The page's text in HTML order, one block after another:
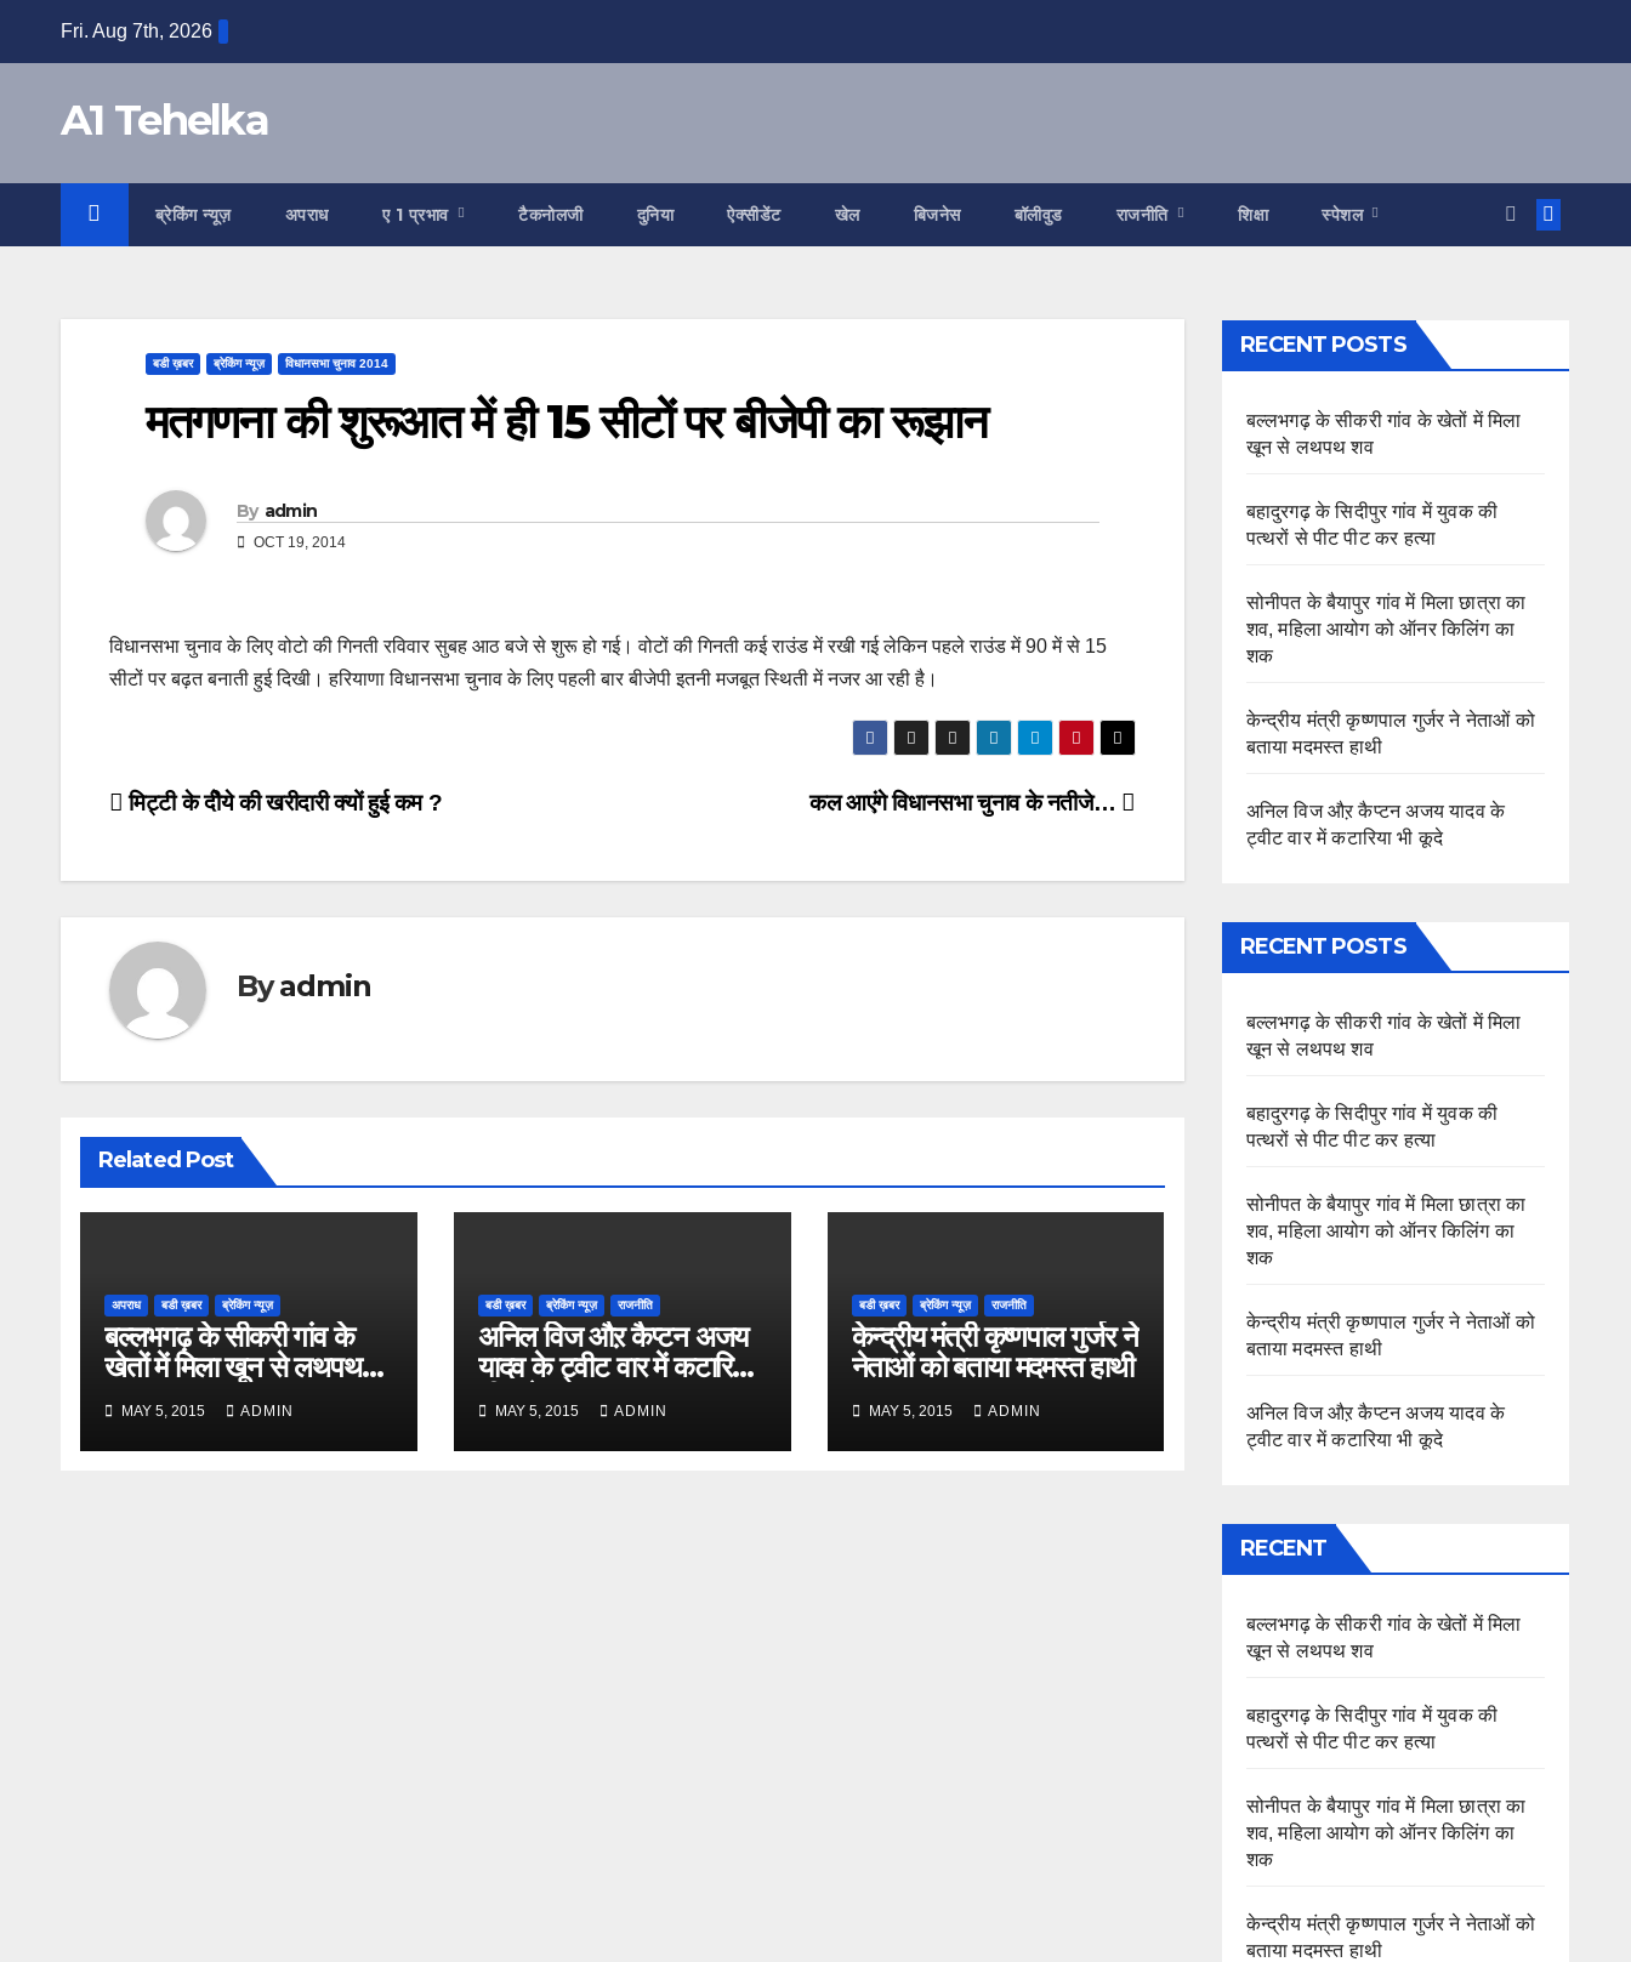
Fri. Aug 7th, 2026
A1 Tehelka
ब्रेकिंग न्यूज़ अपराध ए 1 प्रभाव टैकनोलजी दुनिया ऐक्सीडेंट खेल बिजनेस बॉलीवुड राजनीति शिक्षा स्पेशल
बडी ख़बर ब्रेकिंग न्यूज़ विधानसभा चुनाव 2014
मतगणना की शुरूआत में ही 15 सीटों पर बीजेपी का रूझान
By admin
OCT 19, 2014
विधानसभा चुनाव के लिए वोटो की गिनती रविवार सुबह आठ बजे से शुरू हो गई। वोटों की गिनती कई राउंड में रखी गई लेकिन पहले राउंड में 90 में से 15
सीटों पर बढ़त बनाती हुई दिखी। हरियाणा विधानसभा चुनाव के लिए पहली बार बीजेपी इतनी मजबूत स्थिती में नजर आ रही है।
Post
कल आएंगे विधानसभा चुनाव के नतीजे…
मिट्टी के दीेये की खरीदारी क्यों हुई कम ?
Byadmin
Related Post
अपराध बडी ख़बर ब्रेकिंग न्यूज़
बल्लभगढ़ के सीकरी गांव के
खेतों में मिला खून से लथपथ
शवMAY 5, 2015 ADMIN
बडी ख़बर ब्रेकिंग न्यूज़ राजनीति
अनिल विज औऱ कैप्टन अजय
यादव के ट्वीट वार में कटारिया
भी कूदे
MAY 5, 2015 ADMIN
बडी ख़बर ब्रेकिंग न्यूज़ राजनीति
केन्द्रीय मंत्री कृष्णपाल गुर्जर ने
नेताओं को बताया मदमस्त हाथी
MAY 5, 2015 ADMIN
RECENT POSTS
बल्लभगढ़ के सीकरी गांव के खेतों में मिला
खून से लथपथ शव
बहादुरगढ़ के सिदीपुर गांव में युवक की
पत्थरों से पीट पीट कर हत्या
सोनीपत के बैयापुर गांव में मिला छात्रा का
शव, महिला आयोग को ऑनर किलिंग का
शक
केन्द्रीय मंत्री कृष्णपाल गुर्जर ने नेताओं को
बताया मदमस्त हाथी
अनिल विज औऱ कैप्टन अजय यादव के
ट्वीट वार में कटारिया भी कूदे
RECENT POSTS
बल्लभगढ़ के सीकरी गांव के खेतों में मिला
खून से लथपथ शव
बहादुरगढ़ के सिदीपुर गांव में युवक की
पत्थरों से पीट पीट कर हत्या
सोनीपत के बैयापुर गांव में मिला छात्रा का
शव, महिला आयोग को ऑनर किलिंग का
शक
केन्द्रीय मंत्री कृष्णपाल गुर्जर ने नेताओं को
बताया मदमस्त हाथी
अनिल विज औऱ कैप्टन अजय यादव के
ट्वीट वार में कटारिया भी कूदे
RECENT
बल्लभगढ़ के सीकरी गांव के खेतों में मिला
खून से लथपथ शव
बहादुरगढ़ के सिदीपुर गांव में युवक की
पत्थरों से पीट पीट कर हत्या
सोनीपत के बैयापुर गांव में मिला छात्रा का
शव, महिला आयोग को ऑनर किलिंग का
शक
केन्द्रीय मंत्री कृष्णपाल गुर्जर ने नेताओं को
बताया मदमस्त हाथी